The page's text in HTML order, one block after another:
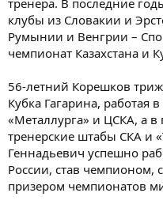
тренера. В последние
клубы из Словакии и
Румынии и Венгрии –
чемпионат Казахстана и
56-летний Корешков
Кубка Гагарина, работая
«Металлурга» и ЦСКА, а
тренерские штабы СКА и
Геннадьевич успешно
России, став
призером чемпионатов